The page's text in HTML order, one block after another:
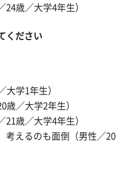
24歳／大学4年生）
ください
大学1年生）
歳／大学2年生）
21歳／大学4年生）
考えるのも面倒（男性／20